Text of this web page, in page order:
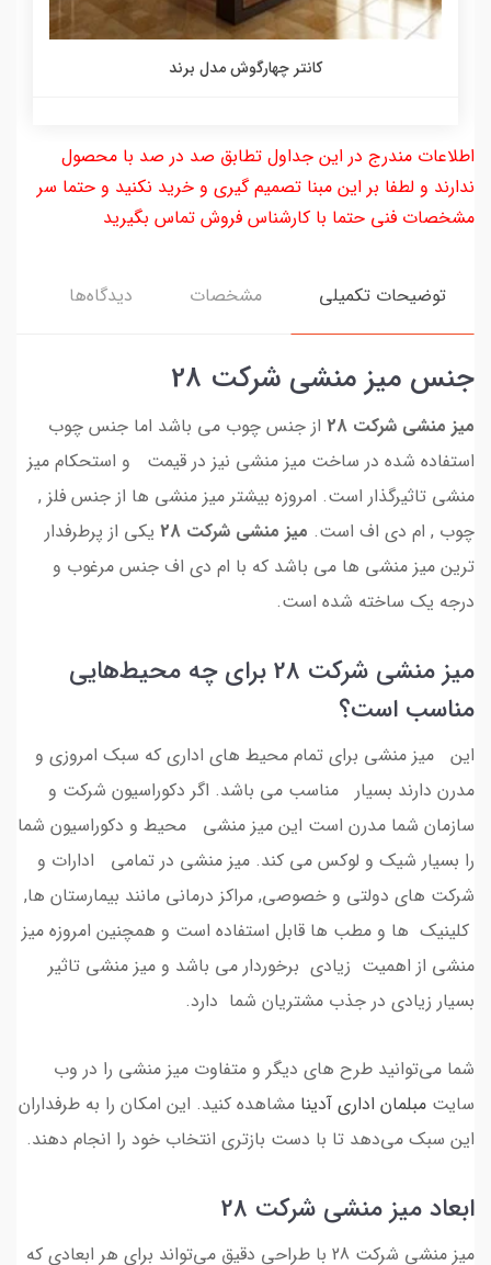
کانتر چهارگوش مدل برند
اطلاعات مندرج در این جداول تطابق صد در صد با محصول
ندارند و لطفا بر این مبنا تصمیم گیری و خرید نکنید و حتما سر
مشخصات فنی حتما با کارشناس فروش تماس بگیرید
توضیحات تکمیلی مشخصات دیدگاه‌ها
جنس میز منشی شرکت 28
میز منشی شرکت 28
از جنس چوب می باشد اما جنس چوب
استفاده شده در ساخت میز منشی نیز در قیمت و استحکام میز
منشی تاثیرگذار است. امروزه بیشتر میز منشی ها از جنس فلز ,
چوب , ام دی اف است. میز منشی شرکت 28
یکی از پرطرفدار
ترین میز منشی ها می باشد که با ام دی اف جنس مرغوب و
درجه یک ساخته شده است.
میز منشی شرکت 28 برای چه محیط‌هایی
مناسب است؟
این میز منشی برای تمام محیط های اداری که سبک امروزی و
مدرن دارند بسیار مناسب می باشد. اگر دکوراسیون شرکت و
سازمان شما مدرن است این میز منشی محیط و دکوراسیون شما
را بسیار شیک و لوکس می کند. میز منشی در تمامی ادارات و
شرکت های دولتی و خصوصی, مراکز درمانی مانند بیمارستان ها,
کلینیک ها و مطب ها قابل استفاده است و همچنین امروزه میز
منشی از اهمیت زیادی برخوردار می باشد و میز منشی تاثیر
بسیار زیادی در جذب مشتریان شما دارد.
شما می‌توانید طرح های دیگر و متفاوت میز منشی را در وب
سایت مبلمان اداری آدینا مشاهده کنید. این امکان را به طرفداران
این سبک می‌دهد تا با دست بازتری انتخاب خود را انجام دهند.
ابعاد میز منشی شرکت 28
میز منشی شرکت 28 با طراحی دقیق می‌تواند برای هر ابعادی که